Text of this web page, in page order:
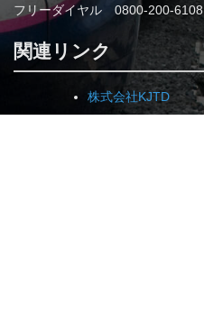
フリーダイヤル 0800-200-6108
関連リンク
株式会社KJTD